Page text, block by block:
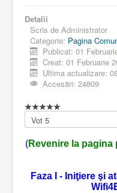
Detalii
Scris de Administrator
Categorie: Pagina
Publicat: 01
Creat: 01 Februarie
Ultima actualizare:
Accesări: 24809
Vă
rugăm
să
evaluați
(Revenire la pagina
Faza I - Iniţiere şi